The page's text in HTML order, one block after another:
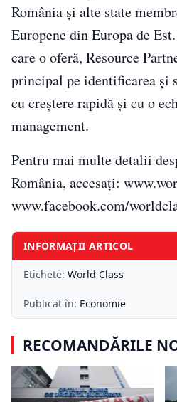
România și alte state
Europene din Europa de
care o oferă, Resource
principal pe identificarea și
cu creștere rapidă și cu o
management.
Pentru mai multe detalii
România, accesați:
www.facebook.com/
INFORMAȚII ARTICOL
Etichete: World Class
Publicat în: Economie
RECOMANDĂRILE